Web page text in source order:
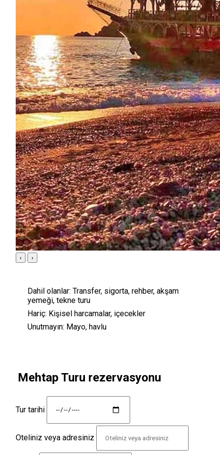
‹ ›
Dahil olanlar: Transfer, sigorta, rehber, akşam
yemeği, tekne turu
Hariç: Kişisel harcamalar, içecekler
Unutmayın: Mayo, havlu
Mehtap Turu rezervasyonu
Tur tarihi
Oteliniz veya adresiniz